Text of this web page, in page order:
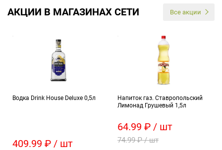
АКЦИИ В МАГАЗИНАХ СЕТИ Все акции
Водка Drink House Deluxe 0,5л
409.99 ₽ / шт
Напиток газ. Ставропольский
Лимонад Грушевый 1,5л
64.99 ₽ / шт
74.99 ₽ / шт